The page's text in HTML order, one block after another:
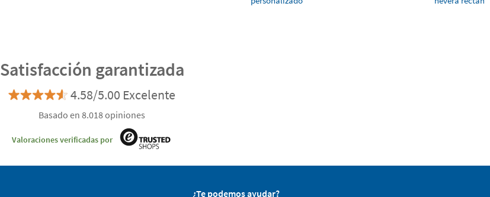
Satisfacción garantizada
4.58/5.00 Excelente
Basado en 8.018 opiniones
Valoraciones verificadas por
¿Te podemos ayudar?